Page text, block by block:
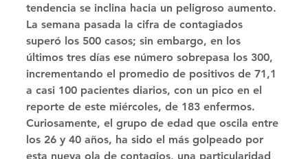
tendencia se inclina hacia un peligroso aumento.
La semana pasada la cifra de contagiados
superó los 500 casos; sin embargo, en los
últimos tres días ese número sobrepasa los 300,
incrementando el promedio de positivos de 71,1
a casi 100 pacientes diarios, con un pico en el
reporte de este miércoles, de 183 enfermos.
Curiosamente, el grupo de edad que oscila entre
los 26 y 40 años, ha sido el más golpeado por
esta nueva ola de contagios, una particularidad